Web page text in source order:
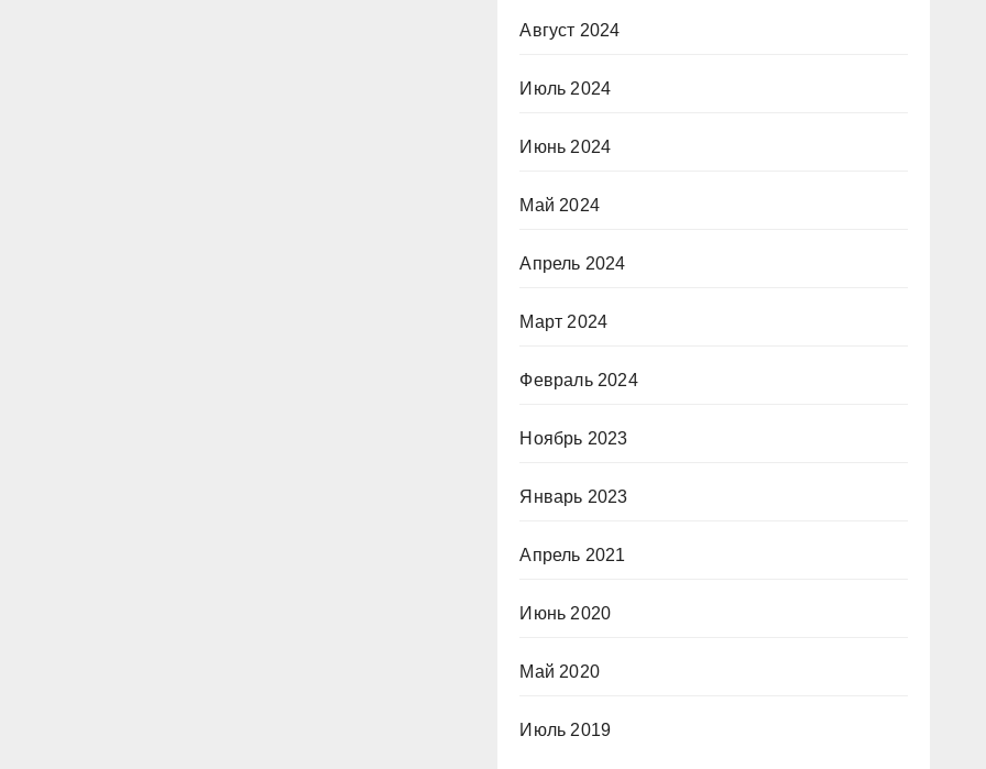
Август 2024
Июль 2024
Июнь 2024
Май 2024
Апрель 2024
Март 2024
Февраль 2024
Ноябрь 2023
Январь 2023
Апрель 2021
Июнь 2020
Май 2020
Июль 2019